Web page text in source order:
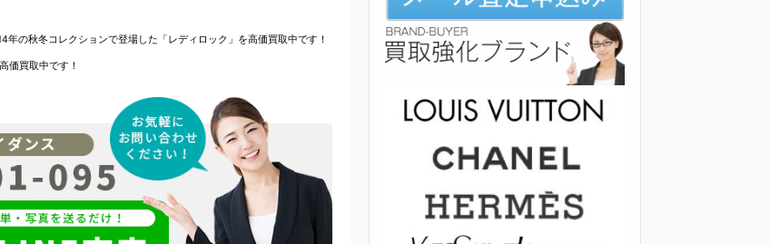
の秋冬コレクションで登場した「レディロック」を高価買取中です！
価買取中です！